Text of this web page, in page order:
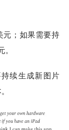
元；如果需要持
续生成新图片